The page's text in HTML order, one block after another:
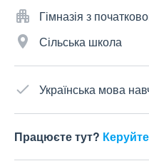
Гімназія з
Сільська школа
Українська мова
Працюєте тут?